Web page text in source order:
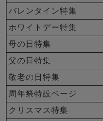
春
サッカー/ちぢみ 楊
柳
柄物
インナーウェア
ズボン単品
SDGsの取り組み
バレンタイン特集
ホワイトデー特集
母の日特集
父の日特集
敬老の日特集
周年祭特設ページ
クリスマス特集